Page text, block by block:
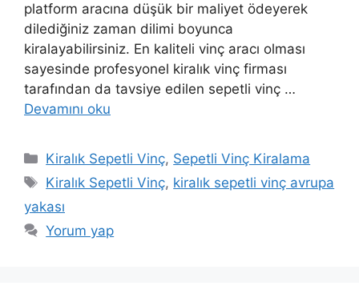
platform aracına düşük bir maliyet ödeyerek
dilediğiniz zaman dilimi boyunca
kiralayabilirsiniz. En kaliteli vinç aracı olması
sayesinde profesyonel kiralık vinç firması
tarafından da tavsiye edilen sepetli vinç …
Devamını oku
Kategoriler
Kiralık Sepetli Vinç, Sepetli Vinç Kiralama
Etiketler
Kiralık Sepetli Vinç, kiralık sepetli vinç avrupa
yakası
Yorum yap